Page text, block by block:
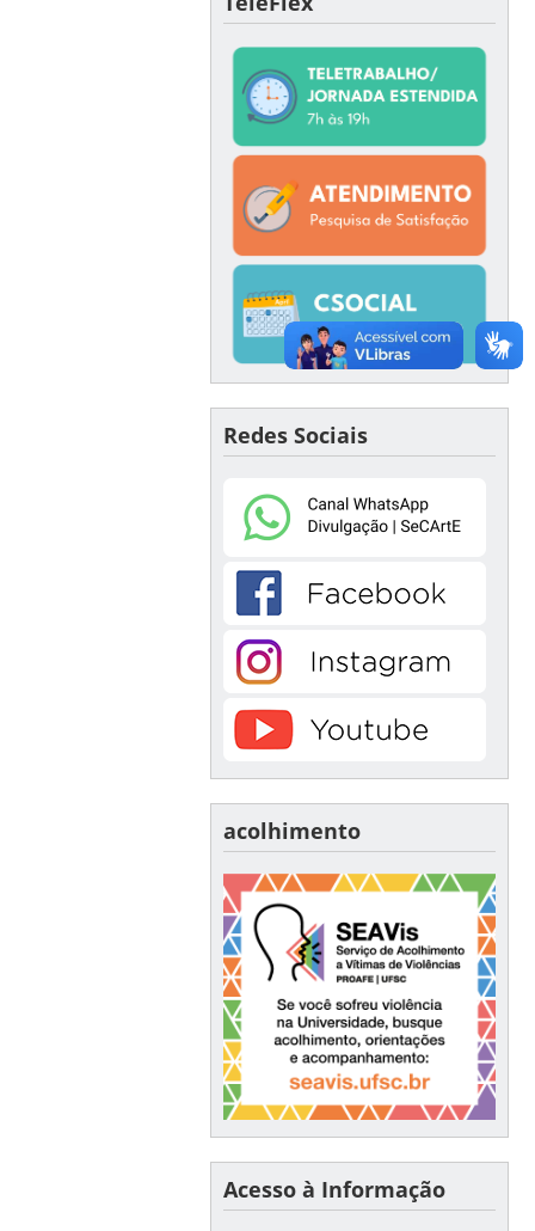
Redes Sociais
acolhimento
Acesso à Informação